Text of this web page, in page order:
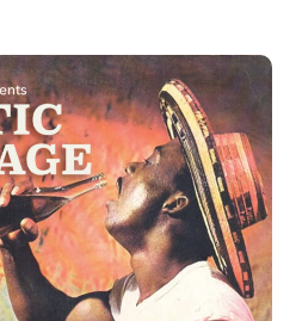
PagePage Page